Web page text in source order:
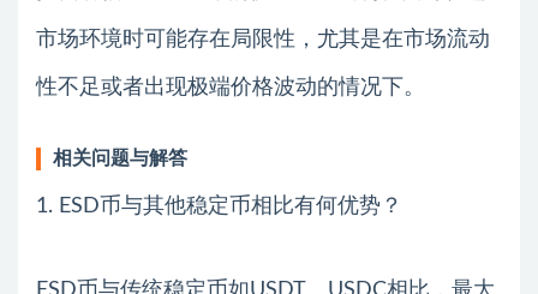
市场环境时可能存在局限性，尤其是在市场流动
性不足或者出现极端价格波动的情况下。
相关问题与解答
1. ESD币与其他稳定币相比有何优势？